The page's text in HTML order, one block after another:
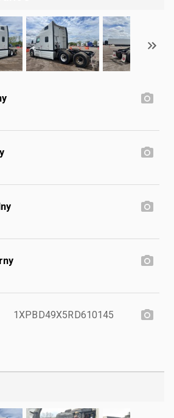
1XPBD49X5RD610145